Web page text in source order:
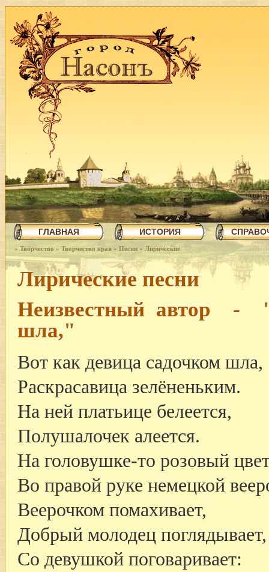
ГЛАВНАЯ ИСТОРИЯ
» Творчество » Творчество края » Песни » Лирические
Лирические песни
Неизвестный автор -
шла,"
Вот как девица садочком шла,
Раскрасавица зелёненьким.
На ней платьице белеется,
Полушалочек алеется.
На головушке-то розовый
Во правой руке немецкой
Веерочком помахивает,
Добрый молодец поглядывает,
Со девушкой поговаривает: